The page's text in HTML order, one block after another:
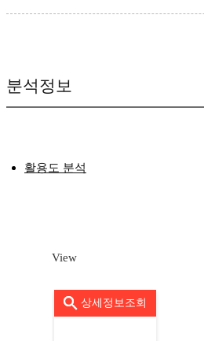
분석정보
활용도 분석
View
상세정보조회